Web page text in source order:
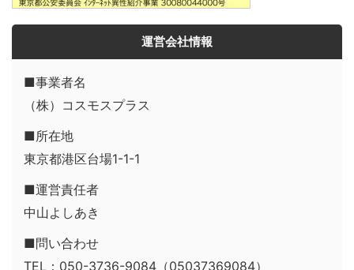
運営会社情報
■事業者名
（株）コスモスプラス
■所在地
東京都港区台場1-1-1
■運営責任者
中山よしあき
■問い合わせ
TEL：050-3736-9084（05037369084）